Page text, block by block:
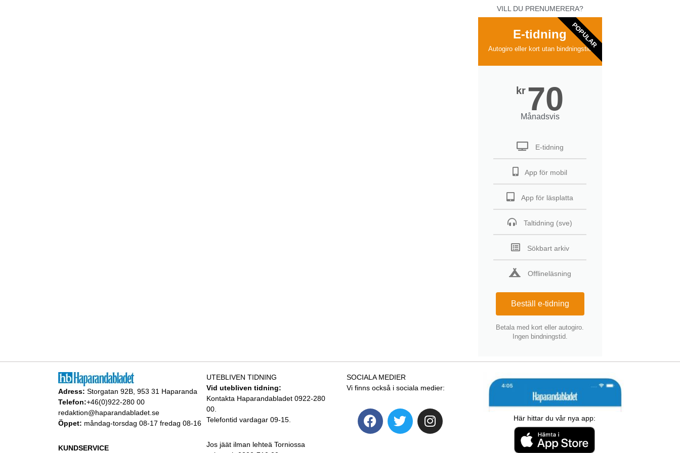
VILL DU PRENUMERERA?
E-tidning
Autogiro eller kort utan bindningstid
kr 70
Månadsvis
E-tidning
App för mobil
App för läsplatta
Taltidning (sve)
Sökbart arkiv
Offlineläsning
Beställ e-tidning
Betala med kort eller autogiro.
Ingen bindningstid.
POPULAR
Adress: Storgatan 92B, 953 31 Haparanda
Telefon:+46(0)922-280 00
redaktion@haparandabladet.se
Öppet: måndag-torsdag 08-17 fredag 08-16
KUNDSERVICE
UTEBLIVEN TIDNING
Vid utebliven tidning:
Kontakta Haparandabladet 0922-280
00.
Telefontid vardagar 09-15.
Jos jäät ilman lehteä Torniossa
SOCIALA MEDIER
Vi finns också i sociala medier:
Här hittar du vår nya app: